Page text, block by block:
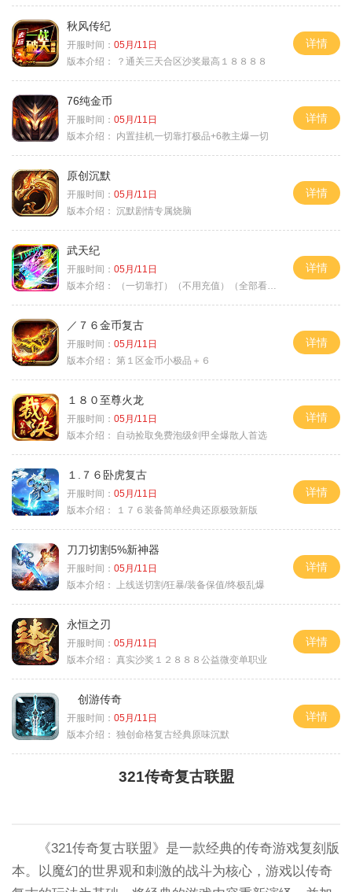
秋风传纪
开服时间： 05月/11日
版本介绍：
？通关三天合区沙奖最高１８８８８
详情
76纯金币
开服时间： 05月/11日
版本介绍：
内置挂机一切靠打极品+6教主爆一切
详情
原创沉默
开服时间： 05月/11日
版本介绍： 沉默剧情专属烧脑
详情
武天纪
开服时间： 05月/11日
版本介绍：
（一切靠打）（不用充值）（全部看脸）
详情
／７６金币复古
开服时间： 05月/11日
版本介绍： 第１区金币小极品＋６
详情
１８０至尊火龙
开服时间： 05月/11日
版本介绍：
自动捡取免费泡级剑甲全爆散人首选
详情
１.７６卧虎复古
开服时间： 05月/11日
版本介绍：
１７６装备简单经典还原极致新版
详情
刀刀切割5%新神器
开服时间： 05月/11日
版本介绍：
上线送切割/狂暴/装备保值/终极乱爆
详情
永恒之刃
开服时间： 05月/11日
版本介绍： 真实沙奖１２８８８公益微变单职业
详情
创游传奇
开服时间： 05月/11日
版本介绍： 独创命格复古经典原味沉默
详情
321传奇复古联盟
《321传奇复古联盟》是一款经典的传奇游戏复刻版
本。以魔幻的世界观和刺激的战斗为核心，游戏以传奇